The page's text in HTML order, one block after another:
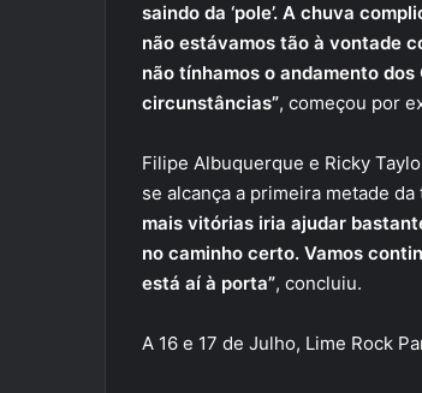
saindo da ‘pole’. A chuva
não estávamos tão à vontade
não tínhamos o andamento
circunstâncias”, começou por
Filipe Albuquerque e Ricky
se alcança a primeira metade da
mais vitórias iria ajudar
no caminho certo. Vamos
está aí à porta”, concluiu.
A 16 e 17 de Julho, Lime Rock